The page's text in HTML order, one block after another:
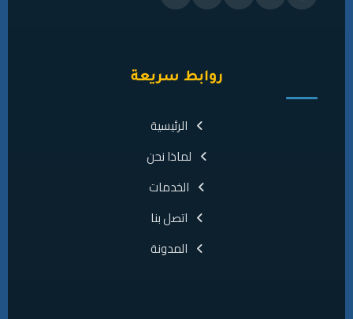
روابط سريعة
الرئيسية
لماذا نحن
الخدمات
اتصل بنا
المدونة